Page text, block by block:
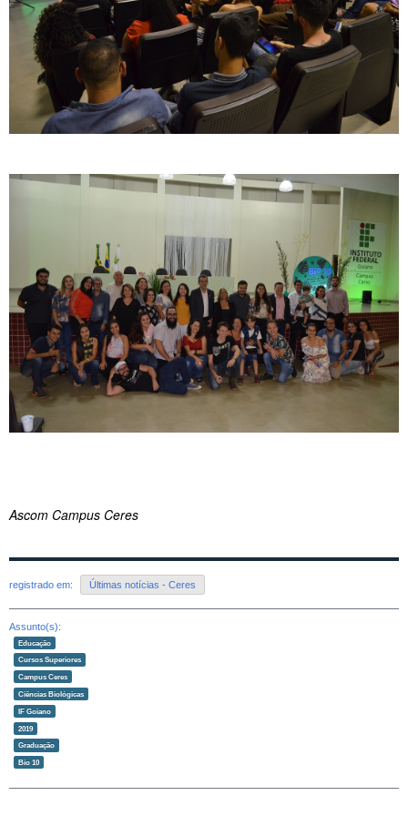
Ascom Campus Ceres
registrado em: Últimas notícias - Ceres
Assunto(s):
Educação
Cursos Superiores
Campus Ceres
Ciências Biológicas
IF Goiano
2019
Graduação
Bio 10